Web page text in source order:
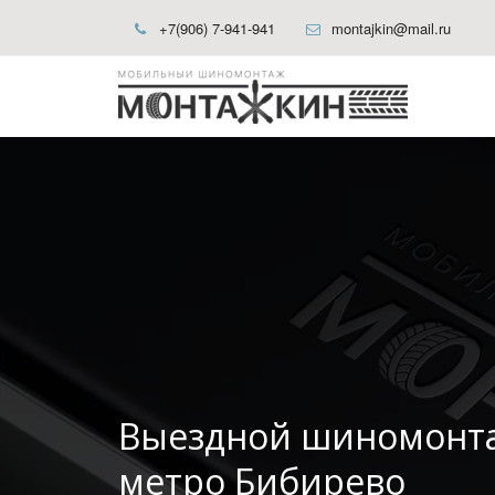
+7(906) 7-941-941 montajkin@mail.ru
Выездной
метро Бибирево